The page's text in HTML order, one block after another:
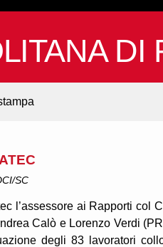
DI
SC
l’assessore ai Rapporti col
Calò e Lorenzo Verdi
degli 83 lavoratori